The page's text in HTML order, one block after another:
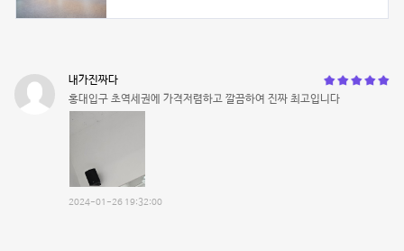
내가진짜다
홍대입구 초역세권에 가격저렴하고 깔끔하여 진짜 최고입니다
2024-01-26 19:32:00